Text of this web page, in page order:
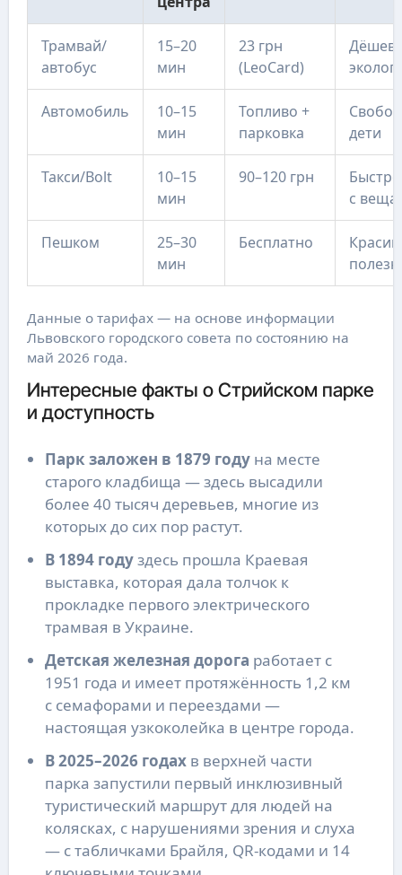
Трамвай/
автобус
15–20
мин
23 грн
(LeoCard)
Автомобиль
10–15
мин
Топливо +
парковка
дети
Такси/Bolt
10–15
мин
90–120 грн
с
Пешком
25–30
мин
Бесплатно
Данные о тарифах — на основе информации
Львовского городского совета по состоянию на
май 2026 года.
Интересные факты о Стрийском парке
и доступность
Парк заложен в 1879 годуна месте
старого кладбища — здесь высадили
более 40 тысяч деревьев, многие из
которых до сих пор растут.
В 1894 годуздесь прошла Краевая
выставка, которая дала толчок к
прокладке первого электрического
трамвая в Украине.
Детская железная дорога работает с
1951 года и имеет протяжённость 1,2 км
с семафорами и переездами —
настоящая узкоколейка в центре города.
В 2025–2026 годахв верхней части
парка запустили первый инклюзивный
туристический маршрут для людей на
колясках, с нарушениями зрения и слуха
— с табличками Брайля, QR-кодами и 14